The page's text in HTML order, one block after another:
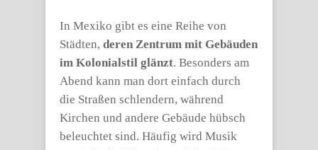
In Mexiko gibt es eine Reihe von
Städten, deren Zentrum mit Gebäuden
im Kolonialstil glänzt. Besonders am
Abend kann man dort einfach durch
die Straßen schlendern, während
Kirchen und andere Gebäude hübsch
beleuchtet sind. Häufig wird Musik